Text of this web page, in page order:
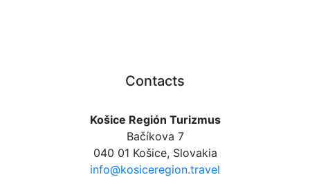
Contacts
Košice Región Turizmus
Bačíkova 7
040 01 Košice, Slovakia
info@kosiceregion.travel